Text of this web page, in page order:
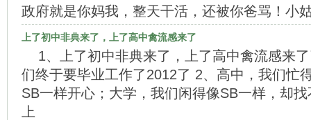
政府就是你妈我，整天干活，还被你爸骂！小
上了初中非典来了，上了高中禽流感来了
1、上了初中非典来了，上了高中禽流感来
们终于要毕业工作了2012了 2、高中，我们忙
SB一样开心；大学，我们闲得像SB一样，却
上